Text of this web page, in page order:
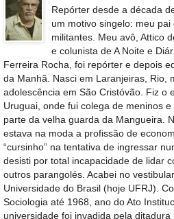
Repórter desde a década
um motivo singelo: meu
militantes. Meu avô, Attico
e colunista de A Noite e
Ferreira Rocha, foi repórter e depois
da Manhã. Nasci em Laranjeiras, Rio,
adolescência em São Cristóvão. Fiz o
Uruguai, onde fui colega de meninos
parte da velha guarda da Mangueira.
estava na moda a profissão de
“cursinho” na tentativa de ingressar
desisti por total incapacidade de lidar
outros parangolés. Acabei no
Universidade do Brasil (hoje UFRJ).
Sociologia até 1968, ano do Ato
universidade foi invadida pela ditadura